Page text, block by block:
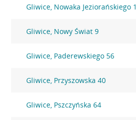
Gliwice, Nowaka Jeziorańskiego 1
Gliwice, Nowy Świat 9
Gliwice, Paderewskiego 56
Gliwice, Przyszowska 40
Gliwice, Pszczyńska 64